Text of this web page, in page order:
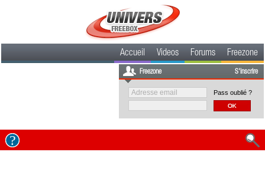
Accueil Videos Forums Freezone
Freezone S'inscrire
Pass oublié ?